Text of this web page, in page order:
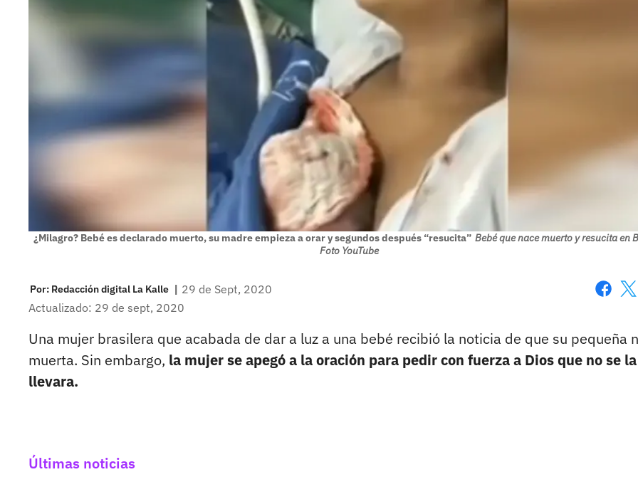
¿Milagro? Bebé es declarado muerto, su madre empieza a orar y segundos después “resucita” Bebé que nace muerto y resucita en
Foto YouTube
Por: Redacción digital La Kalle | 29 de Sept, 2020
Actualizado: 29 de sept, 2020
Una mujer brasilera que acabada de dar a luz a una bebé recibió la noticia de que su pequeña
muerta. Sin embargo, la mujer se apegó a la oración para pedir con fuerza a Dios que no se la
llevara.
Últimas noticias